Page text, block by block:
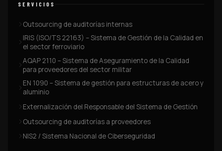
SERVICIOS
Outsourcing de auditorías internas
IRIS (ISO/TS 22163) – Sistema de Gestión de la Calidad en
el sector ferroviario
AQAP 2110 – Sistema de Aseguramiento de la Calidad
para proveedores del sector militar
EN 1090 – Sistema de gestión para estructuras de acero y
aluminio
Externalización del Responsable del Sistema de Gestión
Outsourcing de auditorías a proveedores
NIS2 / Sistema Nacional de Ciberseguridad